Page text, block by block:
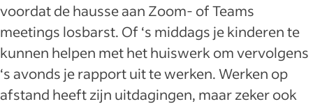
voordat de hausse aan Zoom- of Teams
meetings losbarst. Of ‘s middags je kinderen te
kunnen helpen met het huiswerk om vervolgens
‘s avonds je rapport uit te werken. Werken op
afstand heeft zijn uitdagingen, maar zeker ook